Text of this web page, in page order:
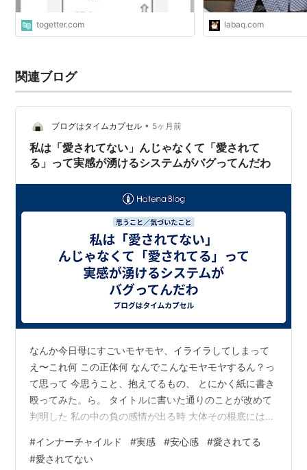
togetter.com labaq.com
関連ブログ
ブログはタイムカプセル • 5ヶ月前
私は「愛されてない」んじゃなくて「愛されて
る」って実感が湧けるシステムがバグってんだわ
なんか今日母にすごいモヤモヤ、イライラしてしまって
え〜これ何 この正体何 なんでこんなモヤモヤするん？っ
て思って 今思うこと、抱えてるもの、 とにかく紙に書き
殴ってみた。ら。 タイトルに書いた通りのことが改めて
判明した 私の中の負の感情が出る時 大体その根底には
一番の悲劇「愛されていない」 あまりにも悲しすぎる実
感 しっかし何度も何度もこのガムを噛まされる もう味し
#インナーチャイルド #実感 #安心感 #愛されてる
#愛されてない